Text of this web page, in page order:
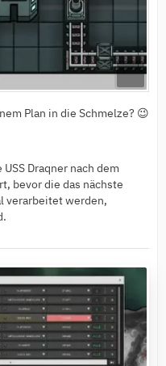
Plan in die Schmelze? 😉
Draqner nach dem
bevor die das nächste
verarbeitet werden,